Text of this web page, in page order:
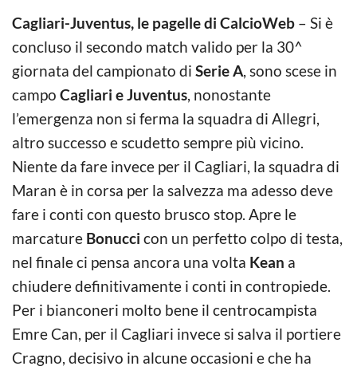
Cagliari-Juventus, le pagelle di CalcioWeb – Si è
concluso il secondo match valido per la 30^
giornata del campionato di Serie A, sono scese in
campo Cagliari e Juventus, nonostante
l’emergenza non si ferma la squadra di Allegri,
altro successo e scudetto sempre più vicino.
Niente da fare invece per il Cagliari, la squadra di
Maran è in corsa per la salvezza ma adesso deve
fare i conti con questo brusco stop. Apre le
marcature Bonucci con un perfetto colpo di testa,
nel finale ci pensa ancora una volta Kean a
chiudere definitivamente i conti in contropiede.
Per i bianconeri molto bene il centrocampista
Emre Can, per il Cagliari invece si salva il portiere
Cragno, decisivo in alcune occasioni e che ha